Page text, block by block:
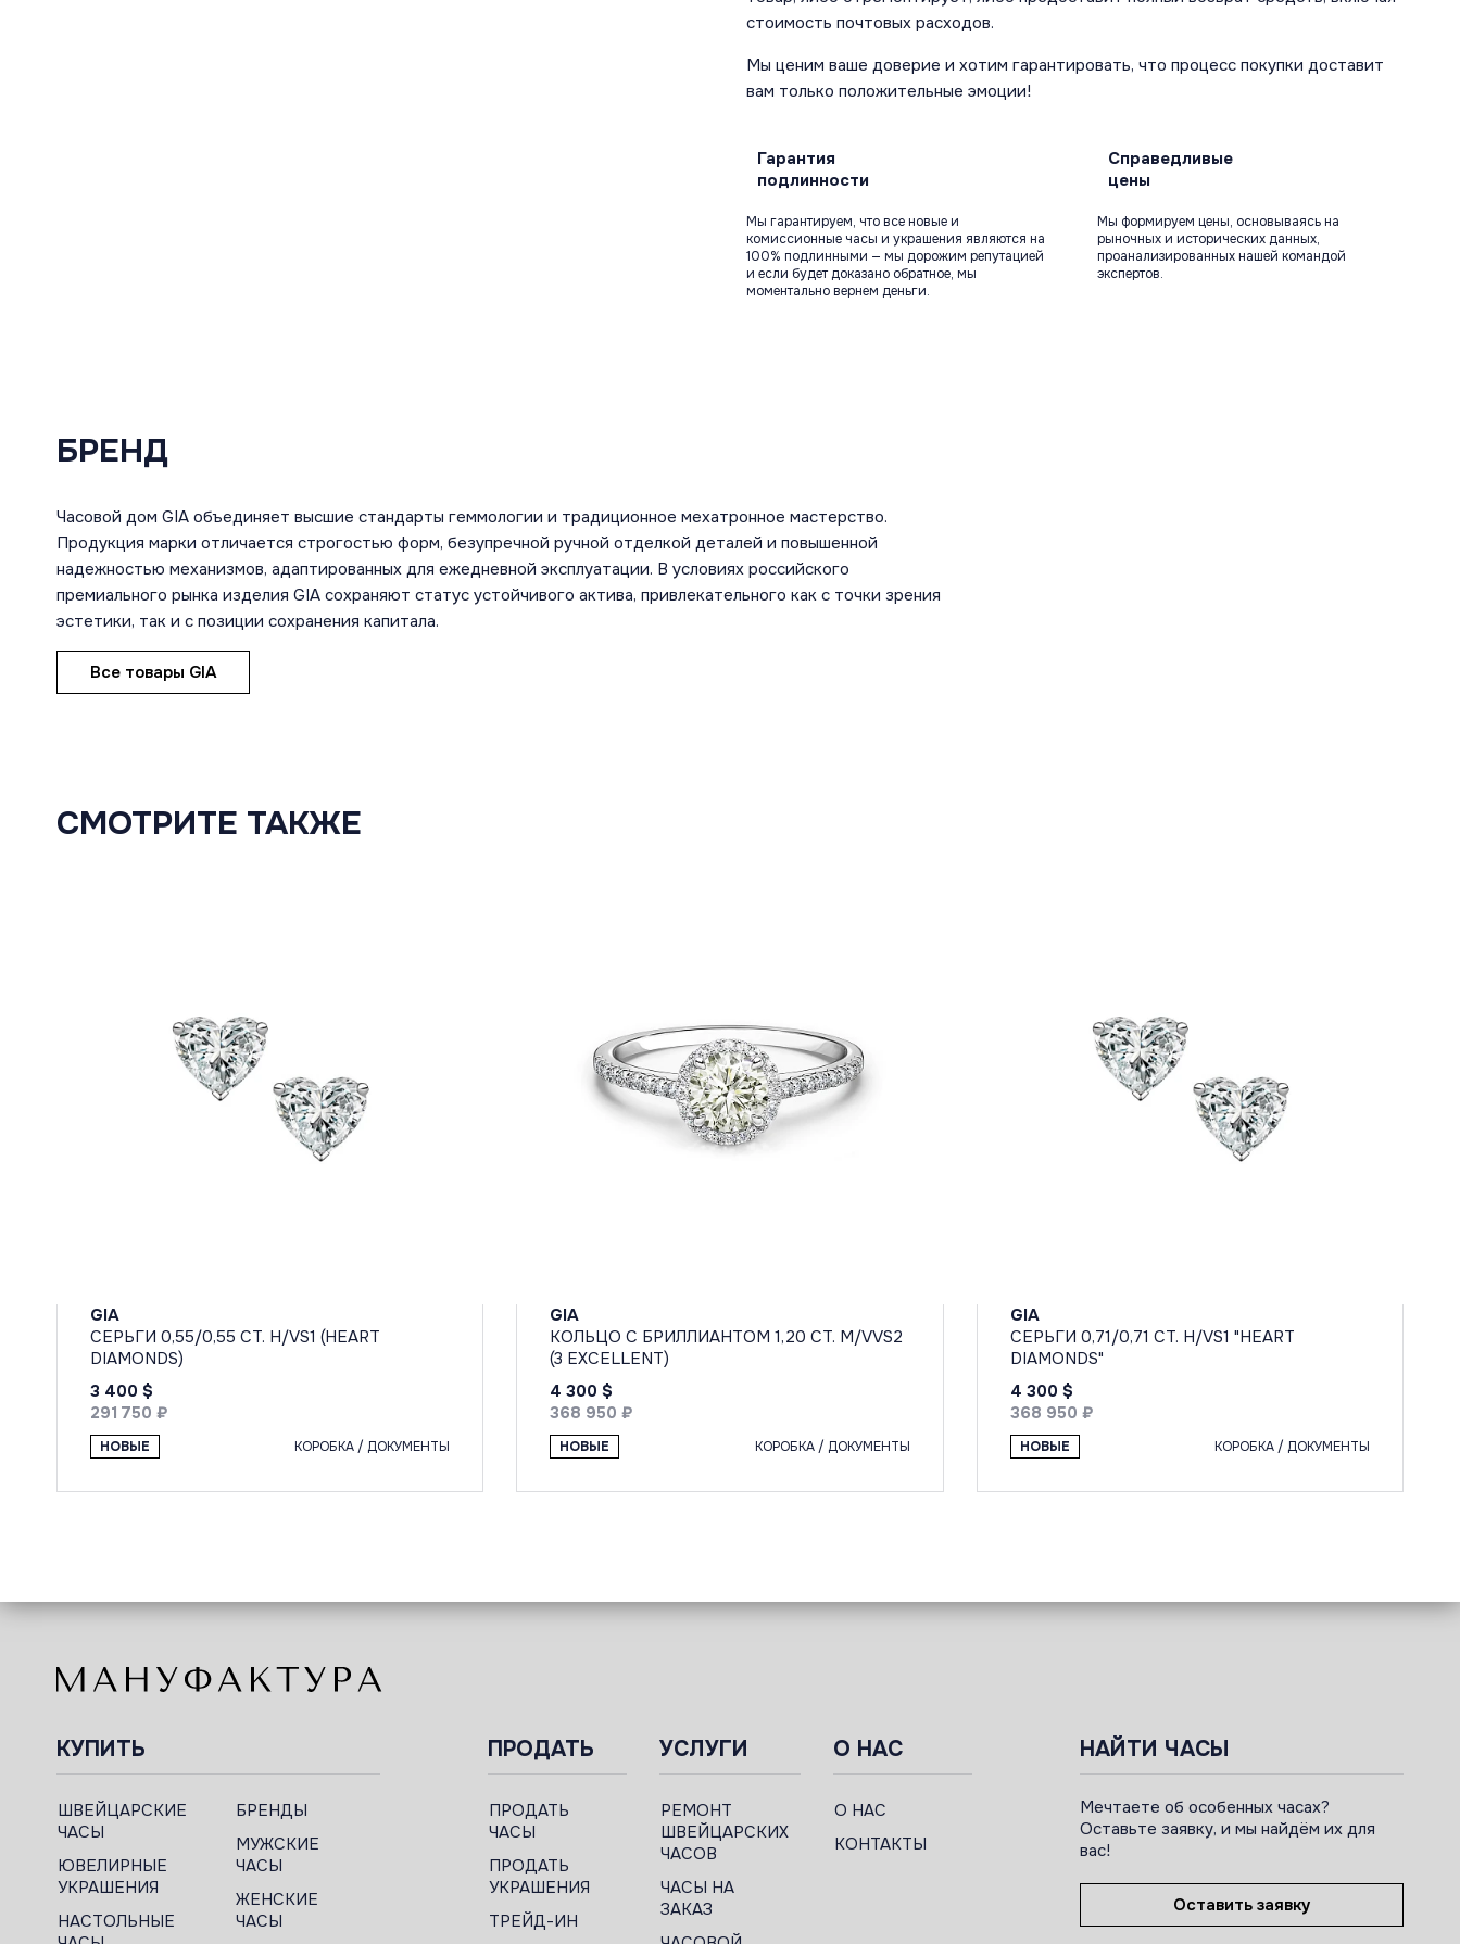
стоимость почтовых расходов.
Мы ценим ваше доверие и хотим гарантировать, что процесс покупки доставит
вам только положительные эмоции!
Гарантия
подлинности
Мы гарантируем, что все новые и
комиссионные часы и украшения являются на
100% подлинными — мы дорожим репутацией
и если будет доказано обратное, мы
моментально вернем деньги.
Справедливые
цены
Мы формируем цены, основываясь на
рыночных и исторических данных,
проанализированных нашей командой
экспертов.
БРЕНД
Часовой дом GIA объединяет высшие стандарты геммологии и традиционное мехатронное мастерство.
Продукция марки отличается строгостью форм, безупречной ручной отделкой деталей и повышенной
надежностью механизмов, адаптированных для ежедневной эксплуатации. В условиях российского
премиального рынка изделия GIA сохраняют статус устойчивого актива, привлекательного как с точки зрения
эстетики, так и с позиции сохранения капитала.
Все товары GIA
СМОТРИТЕ ТАКЖЕ
GIA
СЕРЬГИ 0,55/0,55 CT. H/VS1 (HEART
DIAMONDS)
3 400 $
291 750 ₽
НОВЫЕ КОРОБКА / ДОКУМЕНТЫ
GIA
КОЛЬЦО С БРИЛЛИАНТОМ 1,20 CT. M/VVS2
(3 EXCELLENT)
4 300 $
368 950 ₽
НОВЫЕ КОРОБКА / ДОКУМЕНТЫ
GIA
СЕРЬГИ 0,71/0,71 CT. H/VS1 "HEART
DIAMONDS"
4 300 $
368 950 ₽
НОВЫЕ КОРОБКА / ДОКУМЕНТЫ
КУПИТЬ
ШВЕЙЦАРСКИЕ
ЧАСЫ
ЮВЕЛИРНЫЕ
УКРАШЕНИЯ
НАСТОЛЬНЫЕ
БРЕНДЫ
МУЖСКИЕ
ЧАСЫ
ЖЕНСКИЕ
ЧАСЫ
ПРОДАТЬ
ПРОДАТЬ
ЧАСЫ
ПРОДАТЬ
УКРАШЕНИЯ
ТРЕЙД-ИН
УСЛУГИ
РЕМОНТ
ШВЕЙЦАРСКИХ
ЧАСОВ
ЧАСЫ НА
ЗАКАЗ
О НАС
О НАС
КОНТАКТЫ
НАЙТИ ЧАСЫ
Мечтаете об особенных часах?
Оставьте заявку, и мы найдём их для
вас!
Оставить заявку